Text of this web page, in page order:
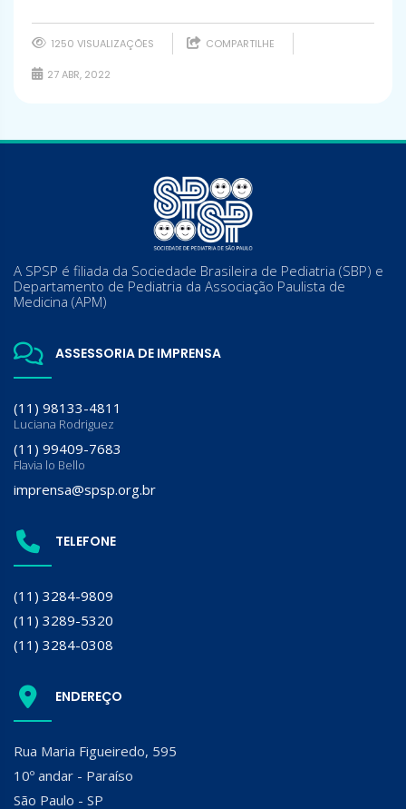
1250 VISUALIZAÇÕES COMPARTILHE
27 ABR, 2022
A SPSP é filiada da Sociedade Brasileira de Pediatria (SBP) e
Departamento de Pediatria da Associação Paulista de
Medicina (APM)
ASSESSORIA DE IMPRENSA
(11) 98133-4811
Luciana Rodriguez
(11) 99409-7683
Flavia lo Bello
imprensa@spsp.org.br
TELEFONE
(11) 3284-9809
(11) 3289-5320
(11) 3284-0308
ENDEREÇO
Rua Maria Figueiredo, 595
10º andar - Paraíso
São Paulo - SP